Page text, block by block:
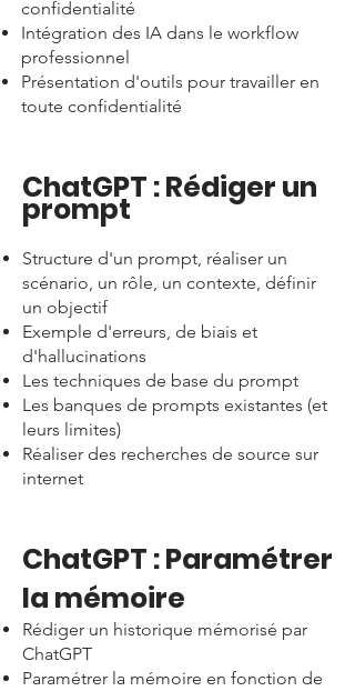
confidentialité
Intégration des IA dans le workflow
professionnel
Présentation d'outils pour travailler en
toute confidentialité
ChatGPT : Rédiger un
prompt
Structure d'un prompt, réaliser un
scénario, un rôle, un contexte, définir
un objectif
Exemple d'erreurs, de biais et
d'hallucinations
Les techniques de base du prompt
Les banques de prompts existantes (et
leurs limites)
Réaliser des recherches de source sur
internet
ChatGPT : Paramétrer
la mémoire
Rédiger un historique mémorisé par
ChatGPT
Paramétrer la mémoire en fonction de